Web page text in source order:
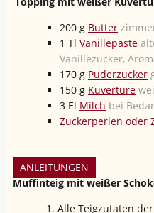
200 g Butter
1 Tl Vanillepaste
Vanillezucker,
170 g Puderzucker
150 g Kuvertüre
3 El Milch bei
Zuckerperlen oder
ANLEITUNGEN
Muffinteig mit weißer
Alle Teigzutaten